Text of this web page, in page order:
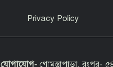
Privacy Policy
যোগাযোগ- গোমস্তাপাড়া, রংপুর-